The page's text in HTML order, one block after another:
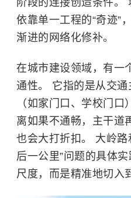
依靠单一工程的“奇迹”
渐进的网络化修补。
在城市建设领域，有一
通性。 它指的是从交
（如家门口、学校门
离如果不通畅，主干道
也会大打折扣。 大岭路
后一公里”问题的具体
尺度，而是精准地切入